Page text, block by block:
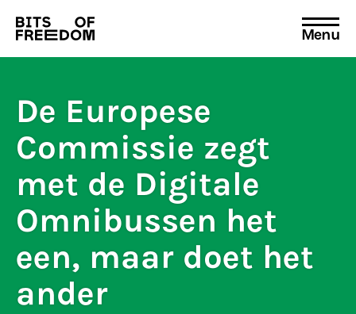
Search
for:
Menu
De Europese
Commissie zegt
met de Digitale
Omnibussen het
een, maar doet het
ander